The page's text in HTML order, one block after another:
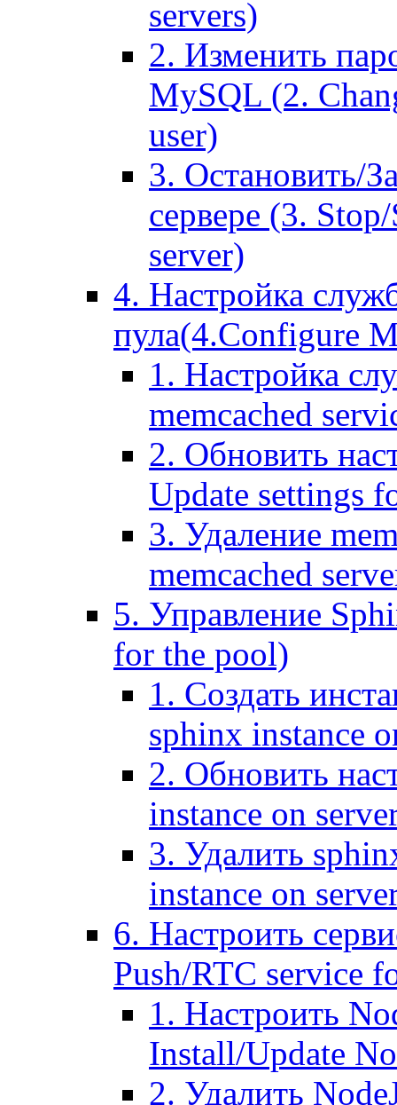
servers)
2. Изменить
MySQL (2.
user)
3. Остановить/
сервере (3.
server)
4. Настройка
пула(4.Configure
1. Настройка
memcached
2. Обновить
Update settings
3. Удаление
memcached
5. Управление
for the pool)
1. Создать
sphinx instance
2. Обновить
instance on
3. Удалить
instance on
6. Настроить
Push/RTC service
1. Настроить
Install/Update
2. Удалить